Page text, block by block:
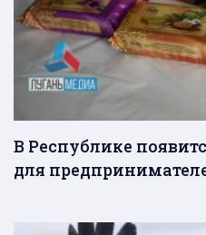
В Республике
для